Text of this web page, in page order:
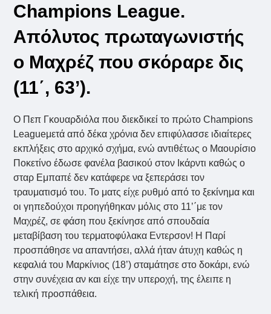
Champions League.
Απόλυτος πρωταγωνιστής
ο Μαχρέζ που σκόραρε δις
(11΄, 63’).
Ο Πεπ Γκουαρδιόλα που διεκδικεί το πρώτο Champions
Leagueμετά από δέκα χρόνια δεν επιφύλασσε ιδιαίτερες
εκπλήξεις στο αρχικό σχήμα, ενώ αντιθέτως ο Μαουρίσιο
Ποκετίνο έδωσε φανέλα βασικού στον Ικάρντι καθώς ο
σταρ Εμπαπέ δεν κατάφερε να ξεπεράσει τον
τραυματισμό του. Το ματς είχε ρυθμό από το ξεκίνημα και
οι γηπεδούχοι προηγήθηκαν μόλις στο 11’΄με τον
Μαχρέζ, σε φάση που ξεκίνησε από σπουδαία
μεταβίβαση του τερματοφύλακα Εντερσον! Η Παρί
προσπάθησε να απαντήσει, αλλά ήταν άτυχη καθώς η
κεφαλιά του Μαρκίνιος (18’) σταμάτησε στο δοκάρι, ενώ
στην συνέχεια αν και είχε την υπεροχή, της έλειπε η
τελική προσπάθεια.